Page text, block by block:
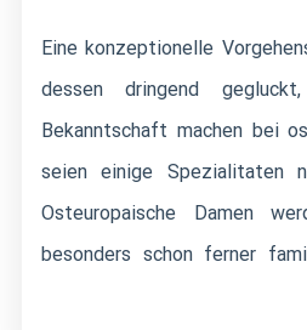
Eine konzeptionelle
dessen dringend
Bekanntschaft machen bei
seien einige Spezialitaten
Osteuropaische Damen
besonders schon ferner